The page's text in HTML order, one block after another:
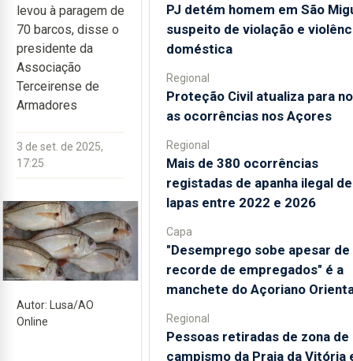
levou à paragem de
70 barcos, disse o
presidente da
Associação
Terceirense de
Armadores
3 de set. de 2025,
17:25
Autor: Lusa/AO
Online
PJ detém homem em São
suspeito de violação e
doméstica
Regional
Proteção Civil atualiza para
as ocorrências nos Açores
Regional
Mais de 380 ocorrências
registadas de apanha ilegal de
lapas entre 2022 e 2026
Capa
"Desemprego sobe apesar de
recorde de empregados" é a
manchete do Açoriano
Regional
Pessoas retiradas de zona de
campismo da Praia da Vitória